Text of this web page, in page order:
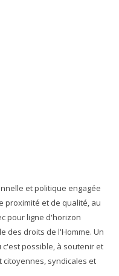
et politique engagée
proximité et de qualité, au
pour ligne d'horizon
des droits de l'Homme. Un
possible, à soutenir et
syndicales et